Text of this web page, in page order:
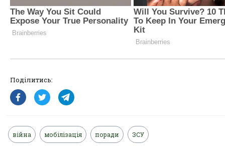
Поділитись:
війна мобілізація поради ЗСУ